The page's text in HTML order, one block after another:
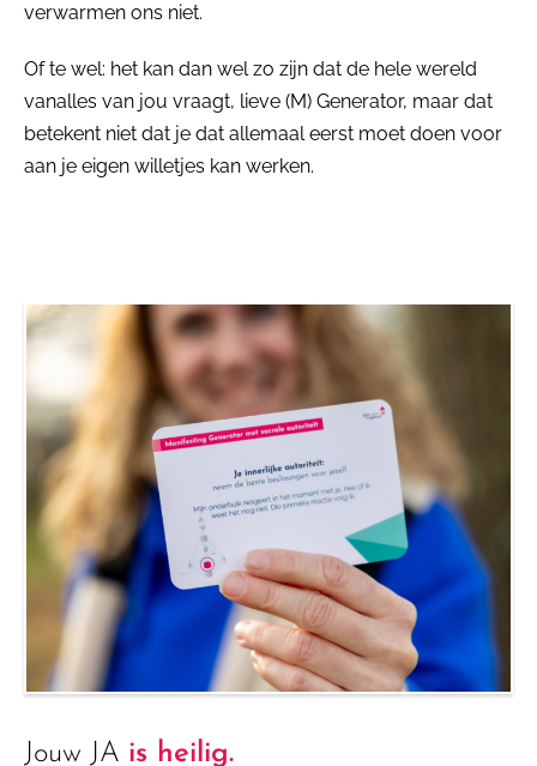
verwarmen ons niet.
Of te wel: het kan dan wel zo zijn dat de hele wereld
vanalles van jou vraagt, lieve (M) Generator, maar dat
betekent niet dat je dat allemaal eerst moet doen voor
aan je eigen willetjes kan werken.
Jouw JA is heilig.